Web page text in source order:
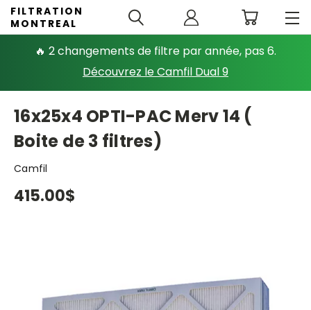
🔥 2 changements de filtre par année, pas 6.
Découvrez le Camfil Dual 9
FILTRATION
MONTREAL
16x25x4 OPTI-PAC Merv 14 (
Boite de 3 filtres)
Camfil
415.00$